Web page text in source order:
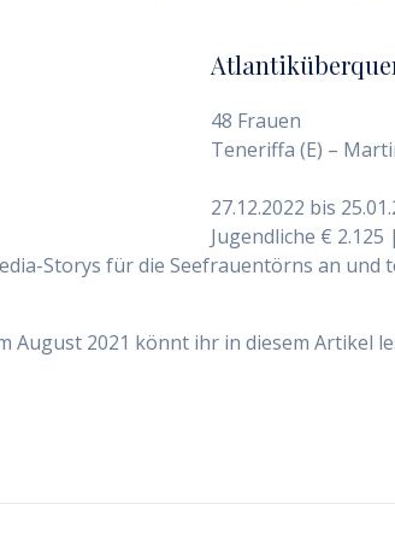
48 Frauen
Teneriffa (E) –
27.12.2022 bis
Jugendliche €
Storys für die Seefrauentörns an und
2021 könnt ihr in diesem Artikel